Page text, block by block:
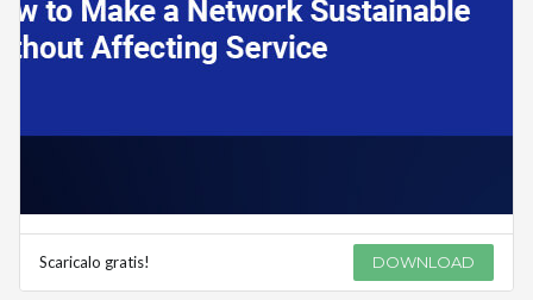
Scaricalo gratis! DOWNLOAD